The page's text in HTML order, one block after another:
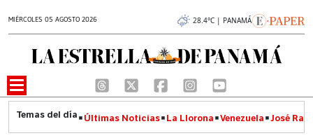
MIÉRCOLES 05 AGOSTO 2026 28.4°C | PANAMÁ
Últimas Noticias La Llorona Venezuela José